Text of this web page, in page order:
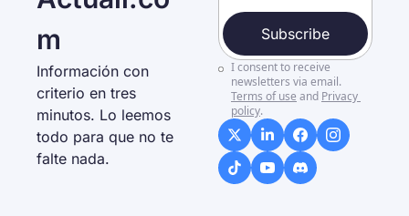
m
Información con
criterio en tres
minutos. Lo leemos
todo para que no te
falte nada.
Subscribe
I consent to receive
newsletters via email.
Terms of use and Privacy
policy.